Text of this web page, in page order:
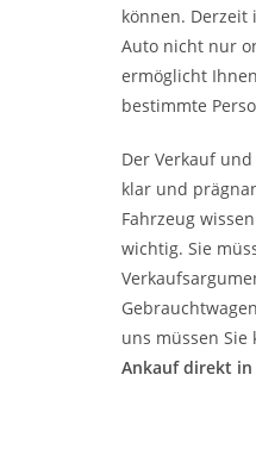
können.
Auto nicht nur
ermöglicht
bestimmte
Der Verkauf
klar und
Fahrzeug
wichtig. Sie
uns müssen
Ankauf direkt